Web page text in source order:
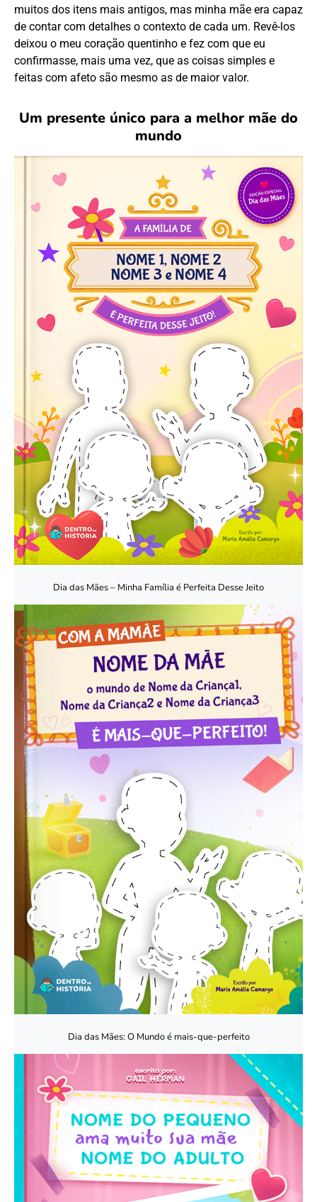
muitos dos itens mais antigos, mas minha mãe era capaz
de contar com detalhes o contexto de cada um. Revê-los
deixou o meu coração quentinho e fez com que eu
confirmasse, mais uma vez, que as coisas simples e
feitas com afeto são mesmo as de maior valor.
Um presente único para a melhor mãe do
mundo
Dia das Mães – Minha Família é Perfeita Desse Jeito
Dia das Mães: O Mundo é mais-que-perfeito